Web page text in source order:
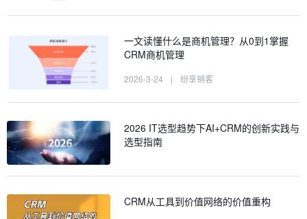
一文读懂什么是商机管理？从0到1掌握
CRM商机管理
2026-3-24 | 纷享销客
2026 IT选型趋势下AI+CRM的创新实践与
选型指南
CRM从工具到价值网络的价值重构